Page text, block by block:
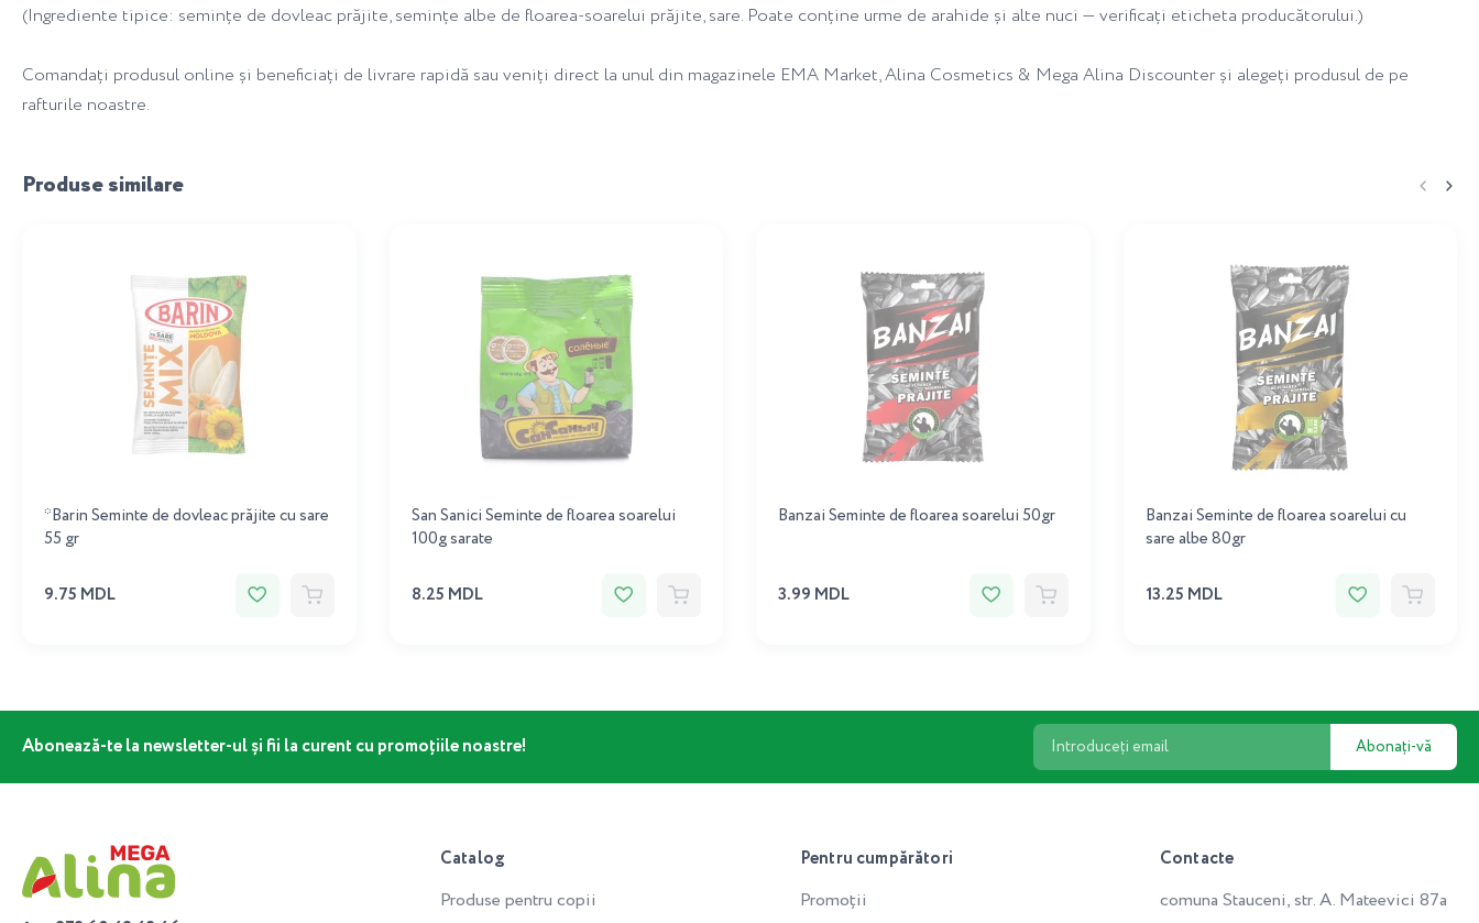
(Ingrediente tipice: semințe de dovleac prăjite, semințe albe de floarea-soarelui prăjite, sare. Poate conține urme de arahide și alte nuci — verificați eticheta producătorului.)
Comandați produsul online și beneficiați de livrare rapidă sau veniți direct la unul din magazinele EMA Market, Alina Cosmetics & Mega Alina Discounter și alegeți produsul de pe
rafturile noastre.
Produse similare
*Barin Seminte de dovleac prăjite cu sare
55 gr
9.75 MDL
San Sanici Seminte de floarea soarelui
100g sarate
8.25 MDL
Banzai Seminte de floarea soarelui 50gr
3.99 MDL
Banzai Seminte de floarea soarelui cu
sare albe 80gr
13.25 MDL
Abonează-te la newsletter-ul și fii la curent cu promoțiile noastre! Abonați-vă
Catalog
Produse pentru copii
Pentru cumpărători
Promoții
Contacte
comuna Stauceni, str. A. Mateevici 87a